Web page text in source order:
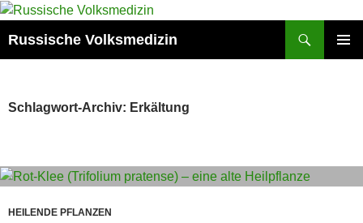
Zum
springen
Russische Volksmedizin
Schlagwort-Archiv: Erkältung
HEILENDE PFLANZEN